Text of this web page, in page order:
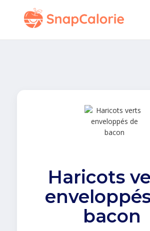
Haricots
bacon